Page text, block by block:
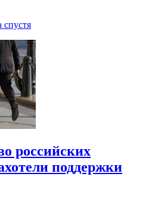
спустя
российских
поддержки